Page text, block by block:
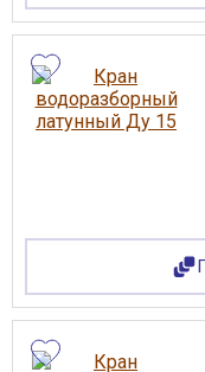
Фильтры,
Хозтовары
Номинальное давление
Максимальная